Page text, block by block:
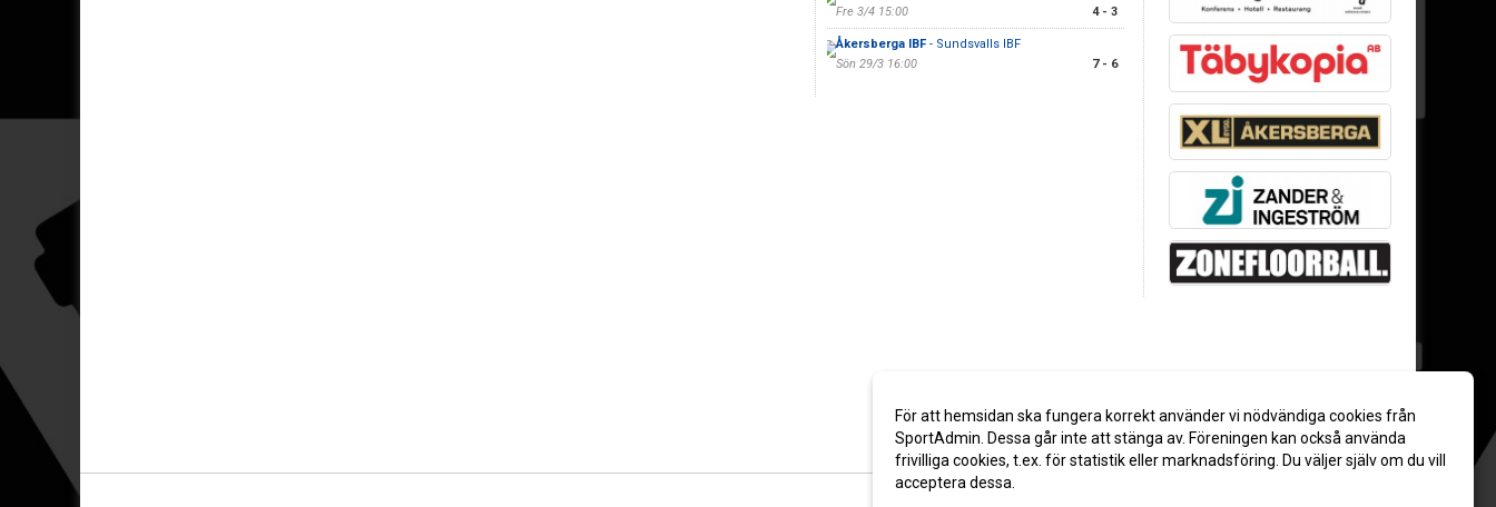
Fre 3/4 15:00
4 - 3
Åkersberga IBF- Sundsvalls IBF
Sön 29/3 16:00
7 - 6
För att hemsidan ska fungera korrekt använder vi nödvändiga cookies från
SportAdmin. Dessa går inte att stänga av. Föreningen kan också använda
frivilliga cookies, t.ex. för statistik eller marknadsföring. Du väljer själv om du vill
acceptera dessa.